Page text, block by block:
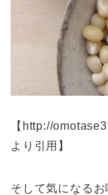
【http://
より引用】
そして気になるお